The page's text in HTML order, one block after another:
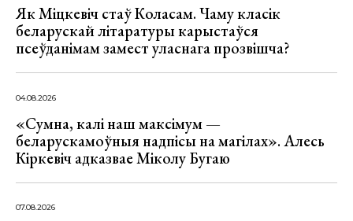
Як Міцкевіч стаў Коласам. Чаму класік
беларускай літаратуры карыстаўся
псеўданімам замест уласнага прозвішча?
04.08.2026
«Сумна, калі наш максімум —
беларускамоўныя надпісы на магілах». Алесь
Кіркевіч адказвае Міколу Бугаю
07.08.2026